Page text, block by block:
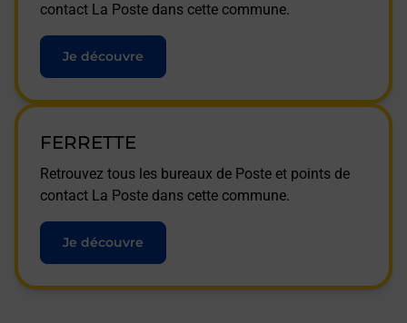
contact La Poste dans cette commune.
Je découvre
FERRETTE
Retrouvez tous les bureaux de Poste et points de
contact La Poste dans cette commune.
Je découvre